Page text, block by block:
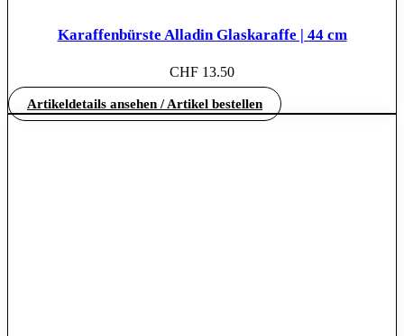
Karaffenbürste Alladin Glaskaraffe | 44 cm
CHF 13.50
Artikeldetails ansehen / Artikel bestellen